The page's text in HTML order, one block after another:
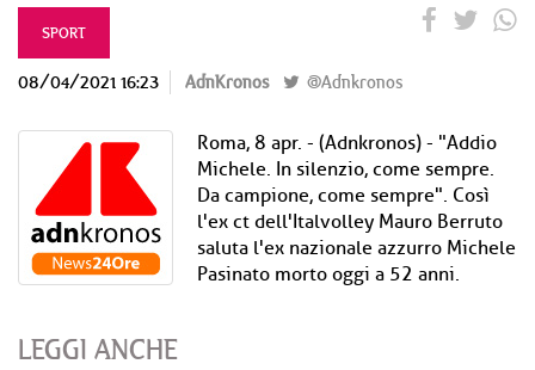
SPORT
08/04/2021 16:23 AdnKronos @Adnkronos
Roma, 8 apr. - (Adnkronos) - "Addio
Michele. In silenzio, come sempre.
Da campione, come sempre". Così
l'ex ct dell'Italvolley Mauro Berruto
saluta l'ex nazionale azzurro Michele
Pasinato morto oggi a 52 anni.
LEGGI ANCHE